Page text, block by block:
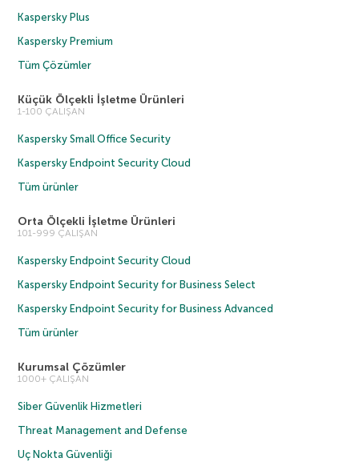
Kaspersky Plus
Kaspersky Premium
Tüm Çözümler
Küçük Ölçekli İşletme Ürünleri
1-100 ÇALIŞAN
Kaspersky Small Office Security
Kaspersky Endpoint Security Cloud
Tüm ürünler
Orta Ölçekli İşletme Ürünleri
101-999 ÇALIŞAN
Kaspersky Endpoint Security Cloud
Kaspersky Endpoint Security for Business Select
Kaspersky Endpoint Security for Business Advanced
Tüm ürünler
Kurumsal Çözümler
1000+ ÇALIŞAN
Siber Güvenlik Hizmetleri
Threat Management and Defense
Uç Nokta Güvenliği